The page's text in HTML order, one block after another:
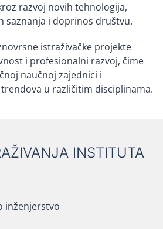
razvoj novih tehnologija,
saznanja i doprinos društvu.
istraživačke projekte
i profesionalni razvoj, čime
naučnoj zajednici i
u različitim disciplinama.
INSTITUTA
inženjerstvo